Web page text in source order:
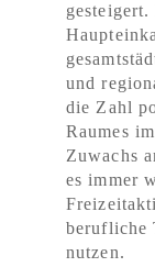
und
die Zahl
Raumes
Zuwachs
es immer
berufliche
nutzen.